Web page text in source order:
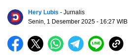
Hery Lubis - Jurnalis
Senin, 1 Desember 2025 - 16:27 WIB